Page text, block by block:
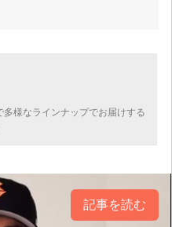
様なラインナップでお届けする
記事を読む